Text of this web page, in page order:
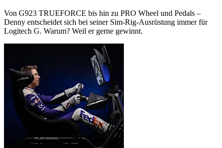
Von G923 TRUEFORCE bis hin zu PRO Wheel und Pedals –
Denny entscheidet sich bei seiner Sim-Rig-Ausrüstung immer für
Logitech G. Warum? Weil er gerne gewinnt.